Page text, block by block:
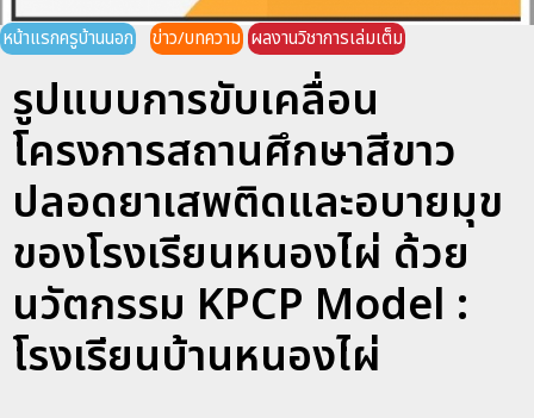
หน้าแรกครูบ้านนอก ข่าว/บทความ ผลงานวิชาการเล่มเต็ม
รูปแบบการขับเคลื่อน
โครงการสถานศึกษาสีขาว
ปลอดยาเสพติดและอบายมุข
ของโรงเรียนหนองไผ่ ด้วย
นวัตกรรม KPCP Model :
โรงเรียนบ้านหนองไผ่